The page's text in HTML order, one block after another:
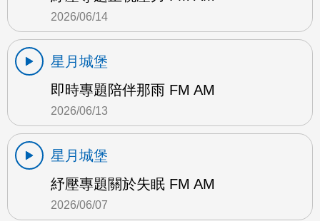
2026/06/14
星月城堡
即時專題陪伴那雨 FM AM
2026/06/13
星月城堡
紓壓專題關於失眠 FM AM
2026/06/07